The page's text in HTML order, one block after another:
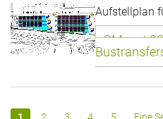
Aufstellplan
GMnext